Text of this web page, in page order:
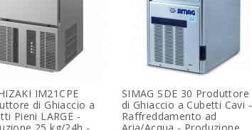
IM21CPE
di Ghiaccio a
Pieni LARGE -
SIMAG SDE 30 Produttore
di Ghiaccio a Cubetti Cavi -
Raffreddamento ad